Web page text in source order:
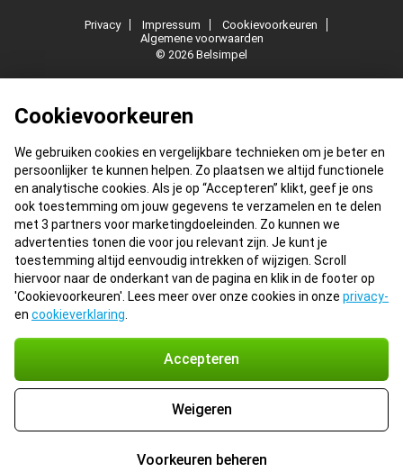
Cookievoorkeuren
We gebruiken cookies en vergelijkbare technieken om je beter en
persoonlijker te kunnen helpen. Zo plaatsen we altijd functionele
en analytische cookies. Als je op “Accepteren” klikt, geef je ons
ook toestemming om jouw gegevens te verzamelen en te delen
met 3 partners voor marketingdoeleinden. Zo kunnen we
advertenties tonen die voor jou relevant zijn. Je kunt je
toestemming altijd eenvoudig intrekken of wijzigen. Scroll
hiervoor naar de onderkant van de pagina en klik in de footer op
'Cookievoorkeuren'. Lees meer over onze cookies in onze privacy-
en cookieverklaring
Accepteren
Weigeren
Voorkeuren beheren
Privacy Impressum
Cookievoorkeuren
Algemene voorwaarden
© 2026 Belsimpel